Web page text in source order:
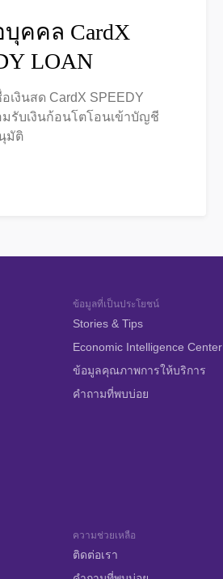
คคล CardX
LOAN
เงินสด CardX SPEEDY
มรับเงินก้อนโตโอนเข้าบัญชี
มัติ
ข้อมูลที่เป็นประโยชน์
Stories & Tips
Economic Intelligence Center
ข้อมูลคุณภาพการให้บริการ
คำถามที่พบบ่อย
ความช่วยเหลือ
ติดต่อเรา